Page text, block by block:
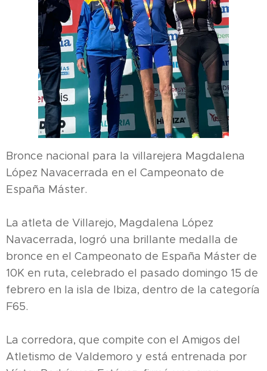
Bronce nacional para la villarejera Magdalena
López Navacerrada en el Campeonato de
España Máster.
La atleta de Villarejo, Magdalena López
Navacerrada, logró una brillante medalla de
bronce en el Campeonato de España Máster de
10K en ruta, celebrado el pasado domingo 15 de
febrero en la isla de Ibiza, dentro de la categoría
F65.
La corredora, que compite con el Amigos del
Atletismo de Valdemoro y está entrenada por